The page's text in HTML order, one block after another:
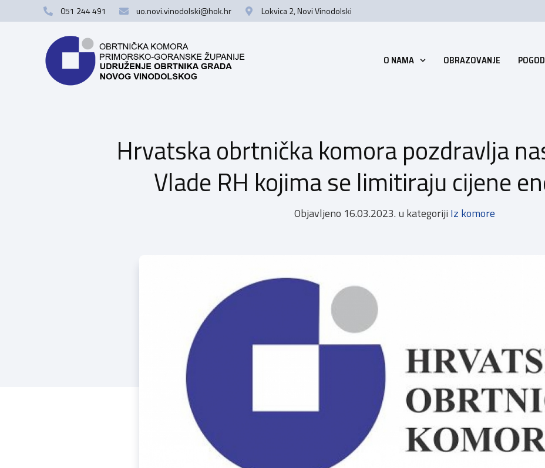
051 244 491 uo.novi.vinodolski@hok.hr Lokvica 2, Novi Vinodolski
O NAMA OBRAZOVANJE
Hrvatska obrtnička komora pozdravlja
Vlade RH kojima se limitiraju cijene
Objavljeno 16.03.2023. u kategoriji Iz komore